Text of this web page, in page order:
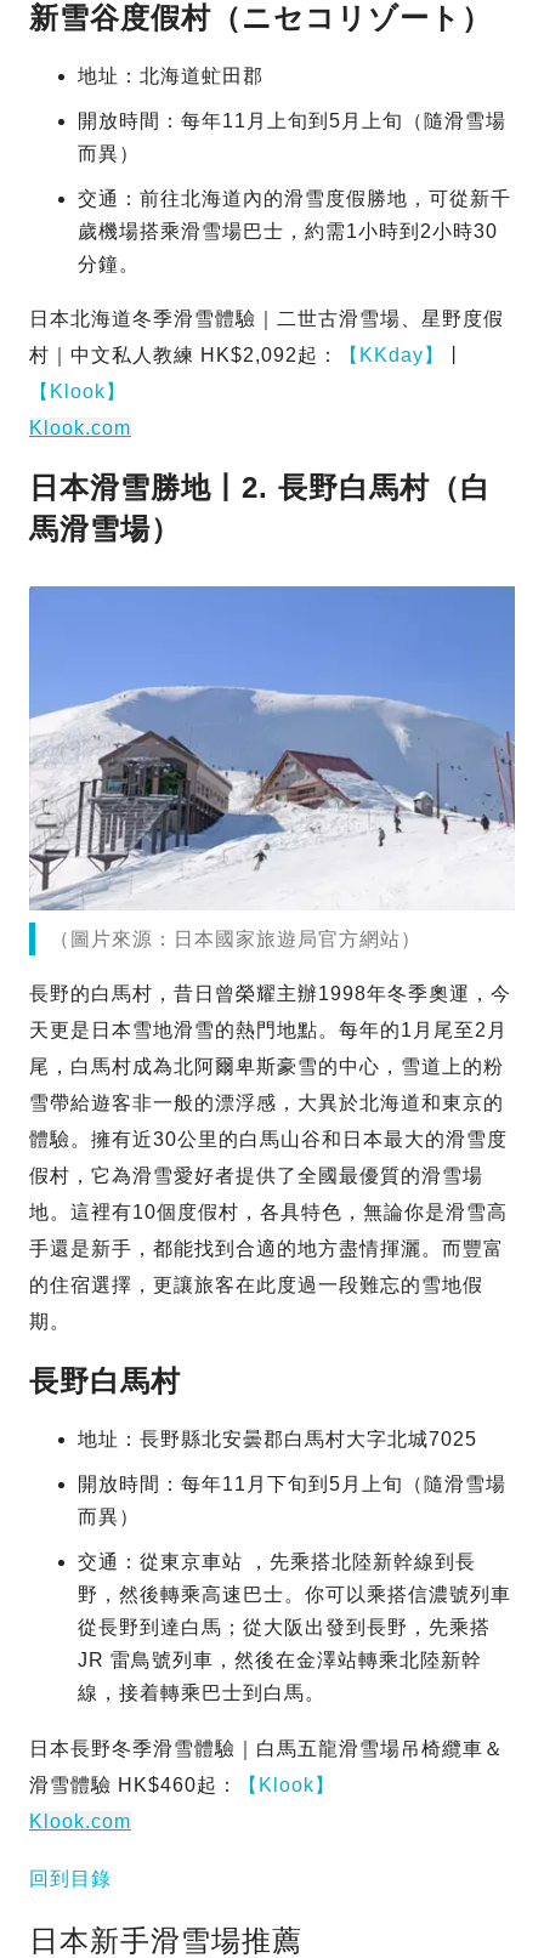
新雪谷度假村（ニセコリゾート）
地址：北海道虻田郡
開放時間：每年11月上旬到5月上旬（隨滑雪場
而異）
交通：前往北海道內的滑雪度假勝地，可從新千
歲機場搭乘滑雪場巴士，約需1小時到2小時30
分鐘。
日本北海道冬季滑雪體驗｜二世古滑雪場、星野度假
村｜中文私人教練 HK$2,092起：
【KKday】
【Klook】
Klook.com
日本滑雪勝地丨2. 長野白馬村（白
馬滑雪場）
（圖片來源：日本國家旅遊局官方網站）
長野的白馬村，昔日曾榮耀主辦1998年冬季奧運，今
天更是日本雪地滑雪的熱門地點。每年的1月尾至2月
尾，白馬村成為北阿爾卑斯豪雪的中心，雪道上的粉
雪帶給遊客非一般的漂浮感，大異於北海道和東京的
體驗。擁有近30公里的白馬山谷和日本最大的滑雪度
假村，它為滑雪愛好者提供了全國最優質的滑雪場
地。這裡有10個度假村，各具特色，無論你是滑雪高
手還是新手，都能找到合適的地方盡情揮灑。而豐富
的住宿選擇，更讓旅客在此度過一段難忘的雪地假
期。
長野白馬村
地址：長野縣北安曇郡白馬村大字北城7025
開放時間：每年11月下旬到5月上旬（隨滑雪場
而異）
交通：從東京車站 ，先乘搭北陸新幹線到長
野，然後轉乘高速巴士。你可以乘搭信濃號列車
從長野到達白馬；從大阪出發到長野，先乘搭
JR 雷鳥號列車，然後在金澤站轉乘北陸新幹
線，接着轉乘巴士到白馬。
日本長野冬季滑雪體驗｜白馬五龍滑雪場吊椅纜車＆
滑雪體驗 HK$460起：
【Klook】
Klook.com
回到目錄
日本新手滑雪場推薦